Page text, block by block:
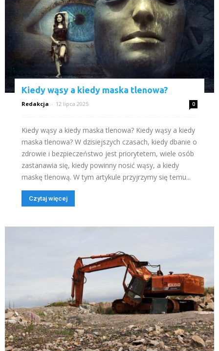
Kiedy wąsy a kiedy maska tlenowa?
Redakcja - 12 lipca 2025 0
Kiedy wąsy a kiedy maska tlenowa? Kiedy wąsy a kiedy
maska tlenowa? W dzisiejszych czasach, kiedy dbanie o
zdrowie i bezpieczeństwo jest priorytetem, wiele osób
zastanawia się, kiedy powinny nosić wąsy, a kiedy
maskę tlenową. W tym artykule przyjrzymy się temu...
Czytaj więcej